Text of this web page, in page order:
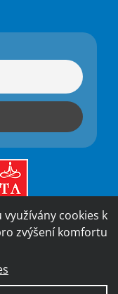
cookies k
zvýšení komfortu